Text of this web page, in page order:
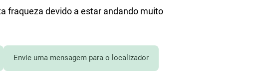
fraqueza devido a estar andando muito
Envie uma mensagem para o localizador